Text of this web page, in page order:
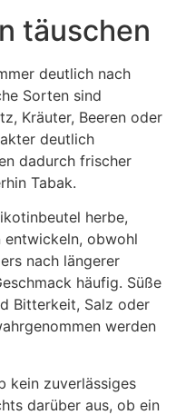
täuschen
deutlich nach
Sorten sind
Kräuter, Beeren oder
deutlich
dadurch frischer
Tabak.
herbe,
obwohl
nach längerer
häufig. Süße
Bitterkeit, Salz oder
werden
kein zuverlässiges
darüber aus, ob ein